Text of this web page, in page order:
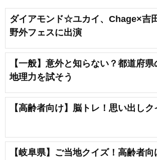
ダイアモンド☆ユカイ、Chage×吉
野外フェスに出演
【一般】意外と知らない？都道府
地理力を試そう
【高齢者向け】脳トレ！思い出しク
【岐阜県】ご当地クイズ！高齢者向